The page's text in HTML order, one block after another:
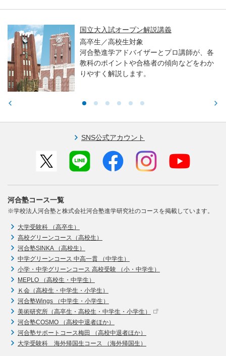
国立大入試オープン解説講義
高卒生／高校生対象
河合塾進学アドバイザーとプロ講師が、各
教科のポイントや合格者の傾向などをわか
りやすく解説します。
SNS公式アカウント
河合塾コース一覧
※学校法人河合塾と株式会社河合塾進学研究社のコースを掲載しています。
大学受験科 （高卒生）
高校グリーンコース（高校生）
河合塾SINKA （高校生）
中学グリーンコース 中高一貫 （中学生）
小学・中学グリーンコース 高校受験 （小・中学生）
MEPLO （高校生・中学生）
Ｋ会（高校生・中学生・小学生）
河合塾Wings （中学生・小学生）
美術研究所（高卒生・高校生・中学生・小学生）
河合塾COSMO （高校中退者ほか）
河合塾サポートコース梅田 （高校中退者ほか）
大学受験科 海外帰国生コース （海外帰国生）